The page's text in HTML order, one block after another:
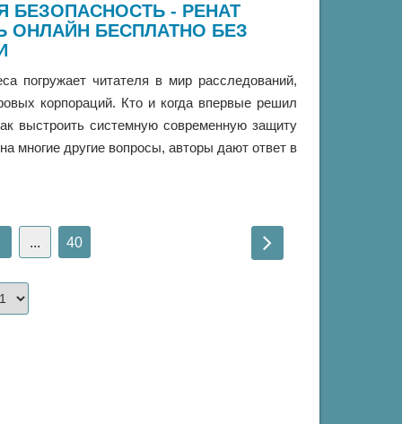
БЕЗОПАСНОСТЬ - РЕНАТ
БЕСПЛАТНО БЕЗ
погружает читателя в мир расследований,
корпораций. Кто и когда впервые решил
выстроить системную современную защиту
многие другие вопросы, авторы дают ответ в
... 40